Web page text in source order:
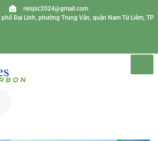
reisjsc2024@gmail.com
Đại Linh, phường Trung Văn, quận Nam Từ Liêm, TP